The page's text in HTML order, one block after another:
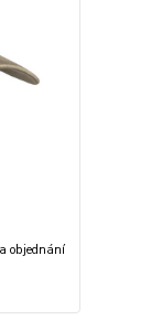
objednání